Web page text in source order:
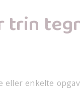
trin
eller enkelte